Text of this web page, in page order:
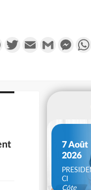
FacebookTwitterEmail Gmail
7 Août
2026
CI
Côte